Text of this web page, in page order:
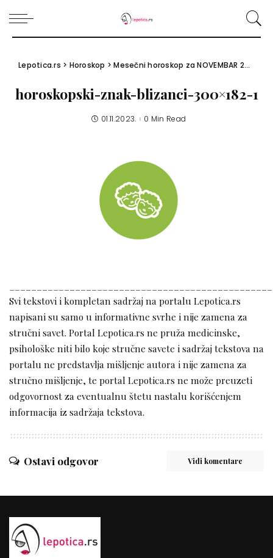
Lepotica.rs > Horoskop >Mesečni horoskop za NOVEMBAR 2023.
horoskopski-znak-blizanci-300×182-1
01.11.2023. 0 Min Read
Svi tekstovi i kompletan sadržaj na portalu Lepotica.rs
napisani su samo u informativne svrhe i nije zamena za
stručni savet. Portal Lepotica.rs ne pruža medicinske,
psihološke niti bilo koje stručne savete i sadržaj tekstova na
portalu ne predstavlja mišljenje autora i nije zamena za
stručno mišljenje, te portal Lepotica.rs ne može preuzeti
odgovornost za eventualnu štetu nastalu korišćenjem
informacija iz sadržaja tekstova.
Ostavi odgovor Vidi komentare